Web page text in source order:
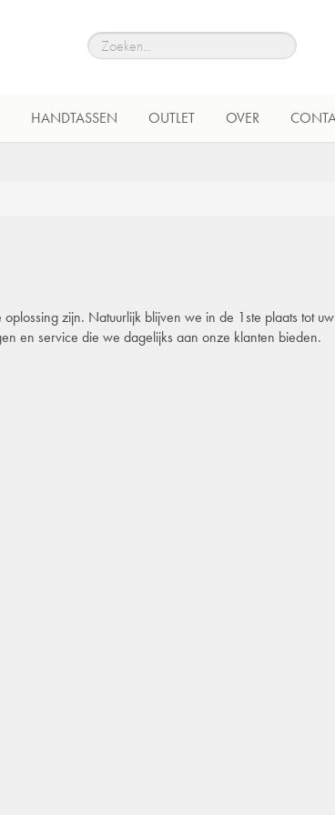
HANDTASSEN OUTLET OVER
zijn. Natuurlijk blijven we in de 1ste plaats tot
en service die we dagelijks aan onze klanten bieden.